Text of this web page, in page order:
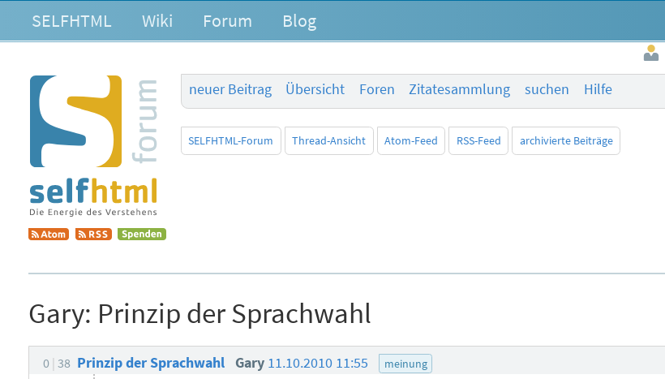
SELFHTML Wiki Forum Blog
neuer Beitrag
Übersicht Foren Zitatesammlung suchen Hilfe
SELFHTML-Forum Thread-Ansicht Atom-Feed RSS-Feed archivierte Beiträge
Gary: Prinzip der Sprachwahl
0 38 Prinzip der Sprachwahl Gary 11.10.2010 11:55 meinung